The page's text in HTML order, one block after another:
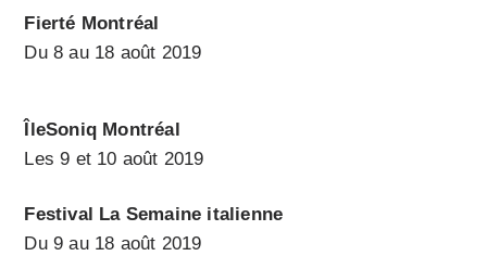
Fierté Montréal
Du 8 au 18 août 2019
ÎleSoniq Montréal
Les 9 et 10 août 2019
Festival La Semaine italienne
Du 9 au 18 août 2019